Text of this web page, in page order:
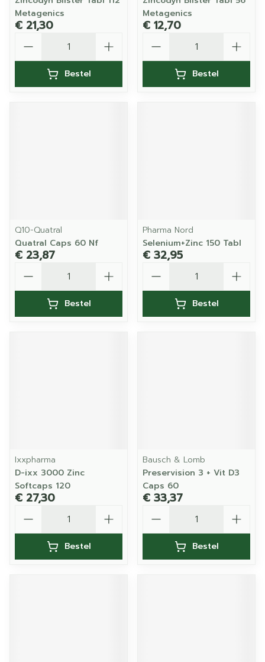
Metagenics
€ 21,30
Bestel
Metagenics
€ 12,70
Bestel
Q10-Quatral
Quatral Caps 60 Nf
€ 23,87
Bestel
Pharma Nord
Selenium+Zinc 150 Tabl
€ 32,95
Bestel
Ixxpharma
D-ixx 3000 Zinc
Softcaps 120
€ 27,30
Bestel
Bausch & Lomb
Preservision 3 + Vit D3
Caps 60
€ 33,37
Bestel